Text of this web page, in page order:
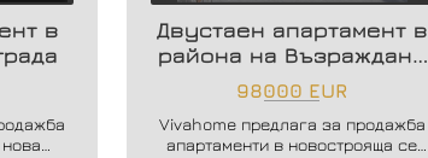
в
Двустаен апартамент в
района на Възраждане
3
98000 EUR
Vivahome предлага за продажба
апартаменти в новострояща се